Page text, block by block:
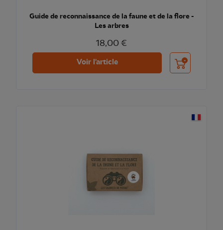
Guide de reconnaissance de la faune et de la flore -
Les arbres
18,00 €
Voir l'article Ajouter au